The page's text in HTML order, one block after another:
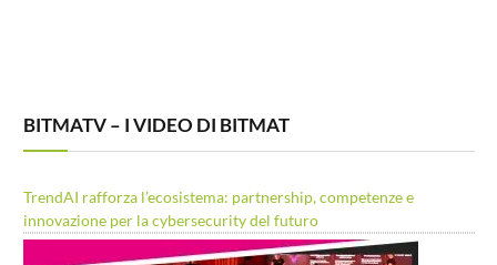
BITMATV – I VIDEO DI BITMAT
TrendAI rafforza l’ecosistema: partnership, competenze e
innovazione per la cybersecurity del futuro